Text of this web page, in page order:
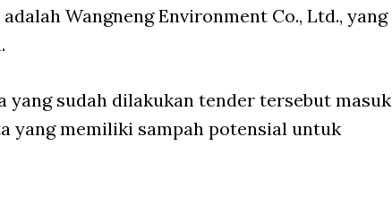
Wangneng Environment Co., Ltd., yang
yang sudah dilakukan tender tersebut masuk
yang memiliki sampah potensial untuk